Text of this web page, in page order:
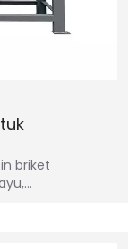
briket